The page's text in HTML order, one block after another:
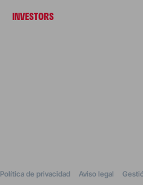
INVESTORS
Política de privacidad Aviso legal